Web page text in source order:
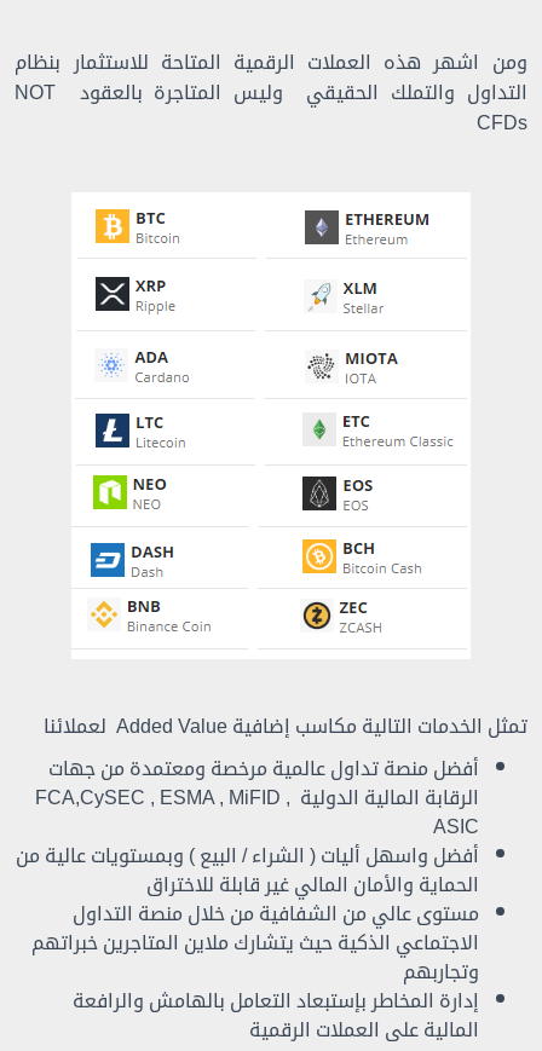
ومن اشهر هذه العملات الرقمية المتاحة للاستثمار بنظام
التداول والتملك الحقيقي
وليس المتاجرة بالعقود NOT
CFDs
تمثل الخدمات التاليةمكاسب إضافيةAdded Value لعملائنا
أفضل منصة تداول عالمية مرخصة ومعتمدة من جهات
الرقابة المالية الدولية FCA,CySEC , ESMA , MiFID ,
ASIC
أفضل واسهل أليات ( الشراء / البيع ) وبمستويات عالية من
الحماية والأمان المالي غير قابلة للاختراق
مستوى عالي من الشفافية من خلال منصة التداول
الاجتماعي الذكية حيث يتشارك ملاين المتاجرين خبراتهم
وتجاربهم
إدارة المخاطر بإستبعاد التعامل بالهامش والرافعة
المالية على العملات الرقمية